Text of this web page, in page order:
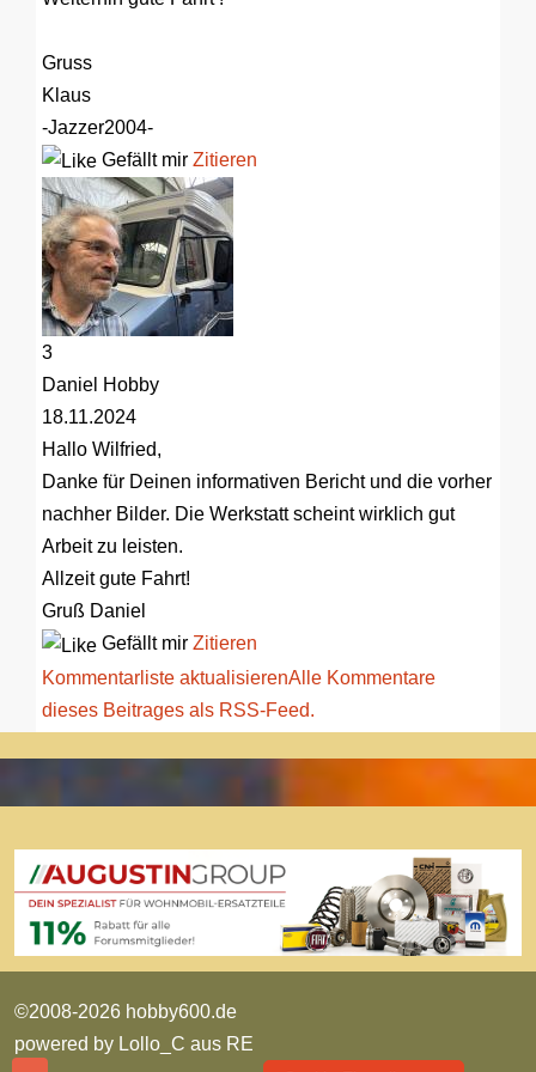
Gruss
Klaus
-Jazzer2004-
Gefällt mir Zitieren
3
Daniel Hobby
18.11.2024
Hallo Wilfried,
Danke für Deinen informativen Bericht und die vorher
nachher Bilder. Die Werkstatt scheint wirklich gut
Arbeit zu leisten.
Allzeit gute Fahrt!
Gruß Daniel
Gefällt mir Zitieren
Kommentarliste aktualisierenAlle Kommentare
dieses Beitrages als RSS-Feed.
©2008-2026 hobby600.de
powered by Lollo_C aus RE